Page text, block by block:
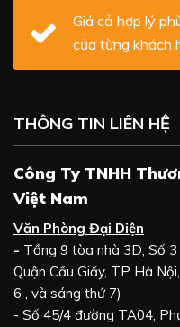
Giá cả hợp lý
của từng khách
THÔNG TIN LIÊN HỆ
Công Ty TNHH
Việt Nam
Văn Phòng Đại Diện
- Tầng 9 tòa nhà 3D, Số
Quận Cầu Giấy, TP Hà
6 , và sáng thứ 7)
- Số 45/4 đường TA04,